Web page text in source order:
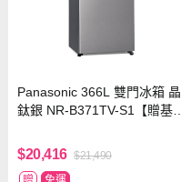
Panasonic 366L 雙門冰箱 晶
鈦銀 NR-B371TV-S1【贈基本
$20,416 $21,490